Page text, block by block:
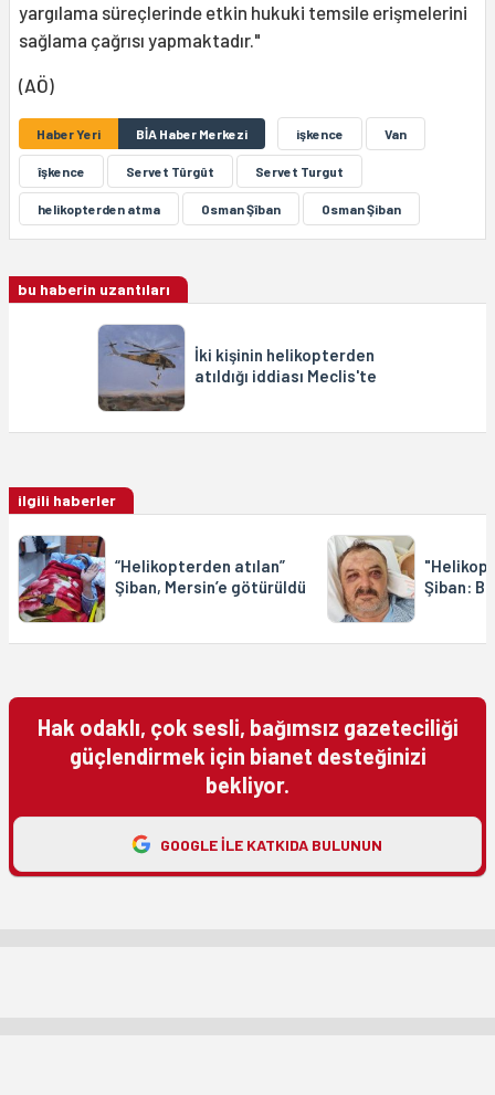
yargılama süreçlerinde etkin hukuki temsile erişmelerini
sağlama çağrısı yapmaktadır."
(AÖ)
Haber Yeri BİA Haber Merkezi işkence Van
îşkence Servet Tûrgût Servet Turgut
helikopterden atma Osman Şîban Osman Şiban
bu haberin uzantıları
İki kişinin helikopterden
atıldığı iddiası Meclis'te
ilgili haberler
“Helikopterden atılan”
Şiban, Mersin’e götürüldü
Şiban:
Hak odaklı, çok sesli, bağımsız gazeteciliği
güçlendirmek için bianet desteğinizi
bekliyor.
GOOGLE ILE KATKIDA BULUNUN